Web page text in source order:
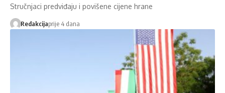
Stručnjaci predviđaju i povišene cijene hrane
Redakcijaprije 4 dana